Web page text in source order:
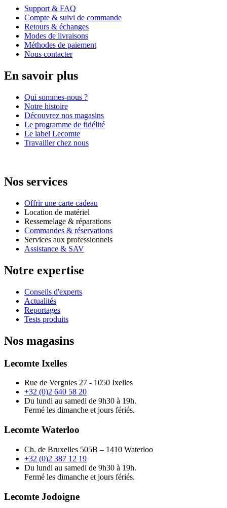
Support & FAQ
Compte & suivi de commande
Retours & échanges
Modes de livraisons
Méthodes de paiement
Nous contacter
En savoir plus
Qui sommes-nous ?
Notre histoire
Découvrez nos magasins
Le programme de fidélité
Le label Lecomte
Travailler chez nous
Nos services
Offrir une carte cadeau
Location de matériel
Ressemelage & réparations
Commandes & réservations
Services aux professionnels
Assistance & SAV
Notre expertise
Conseils d'experts
Actualités
Reportages
Tests produits
Nos magasins
Lecomte Ixelles
Rue de Vergnies 27 - 1050 Ixelles
+32 (0)2 640 58 20
Du lundi au samedi de 9h30 à 19h.
Fermé les dimanche et jours fériés.
Lecomte Waterloo
Ch. de Bruxelles 505B – 1410 Waterloo
+32 (0)2 387 12 19
Du lundi au samedi de 9h30 à 19h.
Fermé les dimanche et jours fériés.
Lecomte Jodoigne